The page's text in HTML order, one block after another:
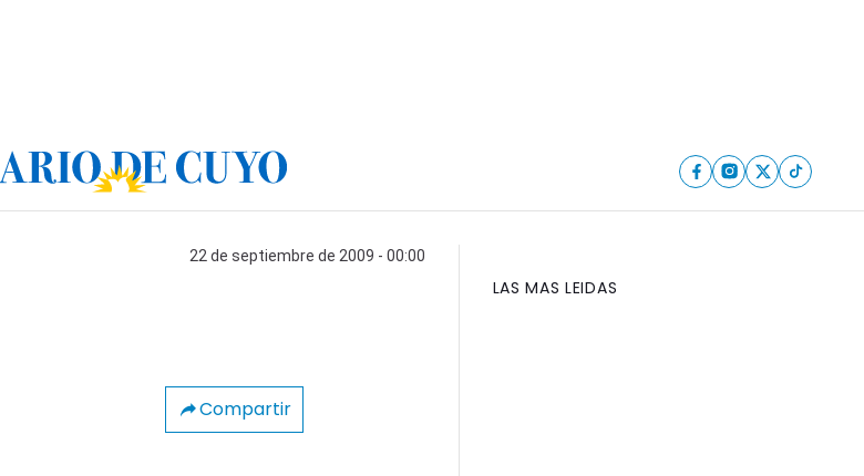
22 de septiembre de 2009 - 00:00
Compartir
LAS MAS LEIDAS